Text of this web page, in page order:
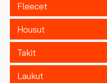
Fleecet
Housut
Takit
Laukut